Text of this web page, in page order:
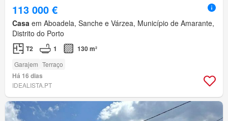
113 000 €
Casa em Aboadela, Sanche e Várzea, Município de Amarante,
Distrito do Porto
T2 1 130 m²
Garajem Terraço
Há 16 dias
IDEALISTA.PT